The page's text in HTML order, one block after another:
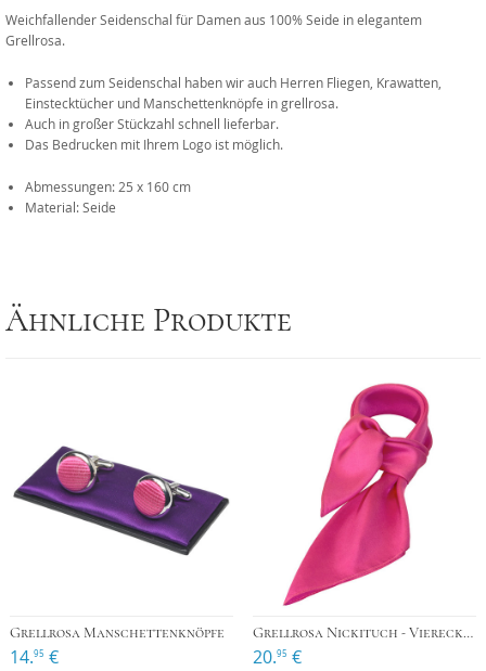
Weichfallender Seidenschal für Damen aus 100% Seide in elegantem
Grellrosa.
Passend zum Seidenschal haben wir auch Herren Fliegen, Krawatten,
Einstecktücher und Manschettenknöpfe in grellrosa.
Auch in großer Stückzahl schnell lieferbar.
Das Bedrucken mit Ihrem Logo ist möglich.
Abmessungen: 25 x 160 cm
Material: Seide
Ähnliche Produkte
Grellrosa Manschettenknöpfe
14.95 €
Grellrosa Nickituch - Viereckig
20.95 €